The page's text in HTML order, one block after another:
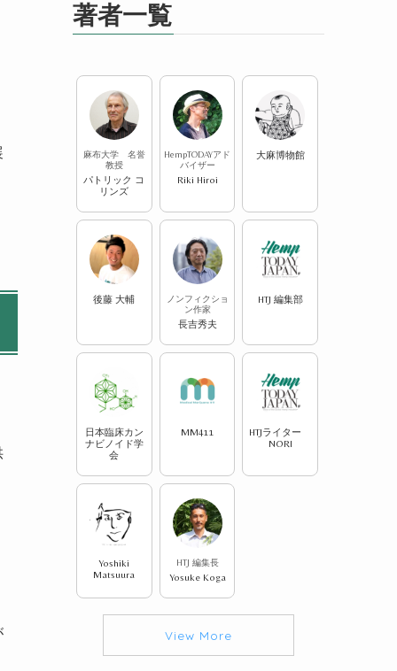
著者一覧
麻布大学 名誉
教授
パトリック コ
リンズ
HempTODAYアド
バイザー
Riki Hiroi
大麻博物館
後藤 大輔
ノンフィクショ
ン作家
長吉秀夫
HTJ 編集部
日本臨床カン
ナビノイド学
会
MM411
HTJライター
NORI
Yoshiki
Matsuura
HTJ 編集長
Yosuke Koga
View More